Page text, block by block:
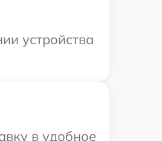
устройства
в удобное